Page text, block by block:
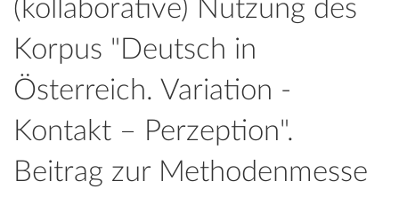
(kollaborative) Nutzung des
Korpus "Deutsch in
Österreich. Variation -
Kontakt – Perzeption".
Beitrag zur Methodenmesse